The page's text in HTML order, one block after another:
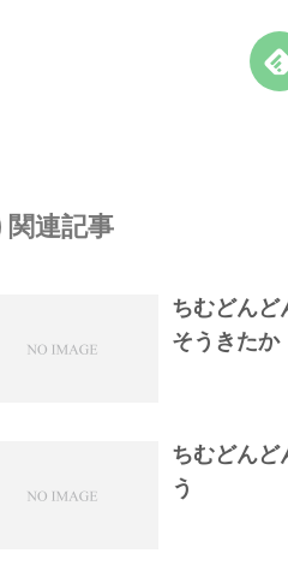
関連記事
ちむどん
そうきたか
ちむどん
う